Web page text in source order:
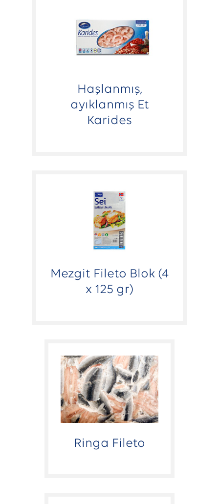
Haşlanmış,
ayıklanmış Et
Karides
Mezgit Fileto Blok (4
x 125 gr)
Ringa Fileto